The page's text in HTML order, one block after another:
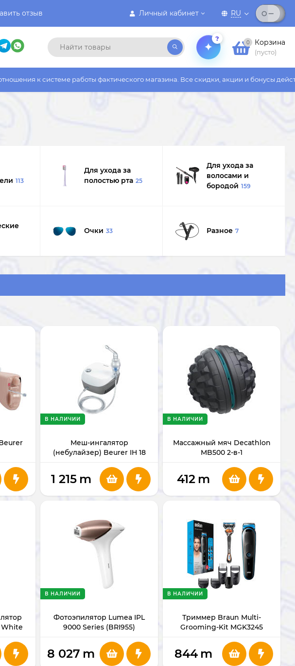
Личный кабинет RU
отзыв
?
0 Корзина
(пусто)
фактического магазина. Все скидки, акции и бонусы действуют только на сайте
113
Для ухода за
полостью рта 25
Для ухода за
волосами и
бородой 159
Очки 33 Разное 7
Меш-ингалятор
(небулайзер) Beurer IH 18
В НАЛИЧИИ
1 215 m
Массажный мяч Decathlon
MB500 2-в-1
В НАЛИЧИИ
412 m
White
Фотоэпилятор Lumea IPL
9000 Series (BRI955)
В НАЛИЧИИ
8 027 m
Триммер Braun Multi-
Grooming-Kit MGK3245
В НАЛИЧИИ
844 m